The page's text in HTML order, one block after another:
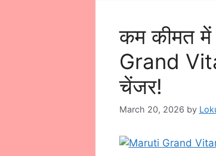
कम कीमत
Grand
चेंजर!
March 20, 2026 by